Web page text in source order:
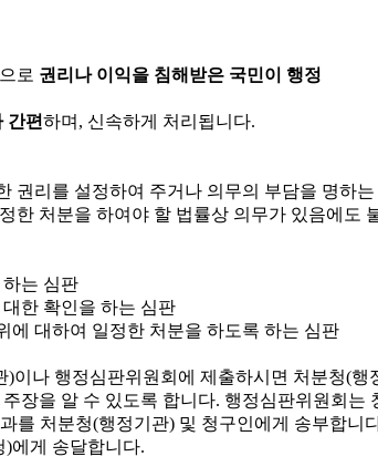
로 권리나 이익을 침해받은 국민이 행정
간편하며, 신속하게 처리됩니다.
권리를 설정하여 주거나 의무의 부담을 명하
한 처분을 하여야 할 법률상 의무가 있음에도
는 심판
한 확인을 하는 심판
대하여 일정한 처분을 하도록 하는 심판